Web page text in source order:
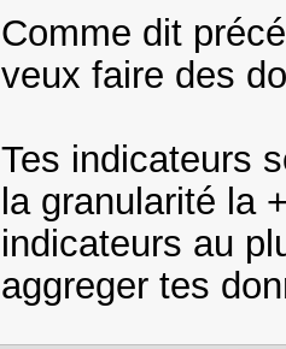
Comme dit
veux faire des
Tes indicateurs
la granularité la
indicateurs au
aggreger tes